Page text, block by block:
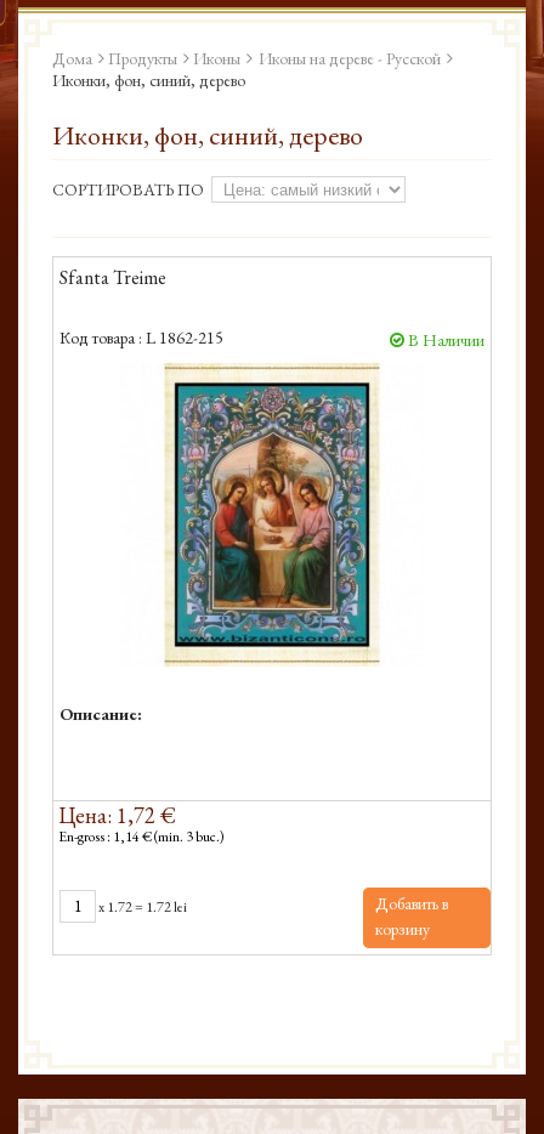
Дома Продукты Иконы
Иконы на дереве - Русской
Иконки, фон, синий, дерево
Иконки, фон, синий, дерево
СОРТИРОВАТЬ ПО
Sfanta Treime
Код товара : L 1862-215 В Наличии
Описание:
Цена: 1,72 €
En-gross : 1,14 € (min. 3 buc.)
x1.72= 1.72 lei
Добавить в
корзину